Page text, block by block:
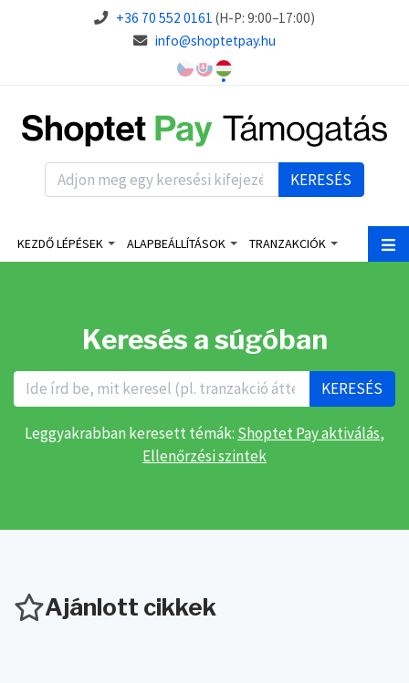
+36 70 552 0161 (H-P: 9:00–17:00)
info@shoptetpay.hu
KERESÉS
KEZDŐ LÉPÉSEK ALAPBEÁLLÍTÁSOK TRANZAKCIÓK
Keresés a súgóban
KERESÉS
Leggyakrabban keresett témák: Shoptet Pay aktiválás,
Ellenőrzési szintek
Ajánlott cikkek